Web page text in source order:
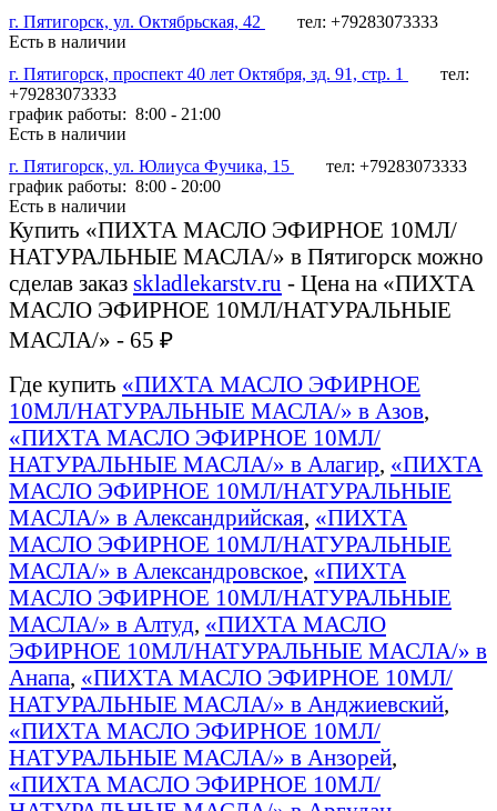
г. Пятигорск, ул. Октябрьская, 42
тел: +79283073333
Есть в наличии
г. Пятигорск, проспект 40 лет Октября, зд. 91, стр. 1
тел:
+79283073333
график работы: 8:00 - 21:00
Есть в наличии
г. Пятигорск, ул. Юлиуса Фучика, 15
тел: +79283073333
график работы: 8:00 - 20:00
Есть в наличии
Купить «ПИХТА МАСЛО ЭФИРНОЕ 10МЛ/
НАТУРАЛЬНЫЕ МАСЛА/» в Пятигорск можно
сделав заказ skladlekarstv.ru - Цена на «ПИХТА
МАСЛО ЭФИРНОЕ 10МЛ/НАТУРАЛЬНЫЕ
МАСЛА/» - 65 ₽
Где купить «ПИХТА МАСЛО ЭФИРНОЕ
10МЛ/НАТУРАЛЬНЫЕ МАСЛА/» в Азов,
«ПИХТА МАСЛО ЭФИРНОЕ 10МЛ/
НАТУРАЛЬНЫЕ МАСЛА/» в Алагир, «ПИХТА
МАСЛО ЭФИРНОЕ 10МЛ/НАТУРАЛЬНЫЕ
МАСЛА/» в Александрийская, «ПИХТА
МАСЛО ЭФИРНОЕ 10МЛ/НАТУРАЛЬНЫЕ
МАСЛА/» в Александровское, «ПИХТА
МАСЛО ЭФИРНОЕ 10МЛ/НАТУРАЛЬНЫЕ
МАСЛА/» в Алтуд, «ПИХТА МАСЛО
ЭФИРНОЕ 10МЛ/НАТУРАЛЬНЫЕ МАСЛА/» в
Анапа, «ПИХТА МАСЛО ЭФИРНОЕ 10МЛ/
НАТУРАЛЬНЫЕ МАСЛА/» в Анджиевский,
«ПИХТА МАСЛО ЭФИРНОЕ 10МЛ/
НАТУРАЛЬНЫЕ МАСЛА/» в Анзорей,
«ПИХТА МАСЛО ЭФИРНОЕ 10МЛ/